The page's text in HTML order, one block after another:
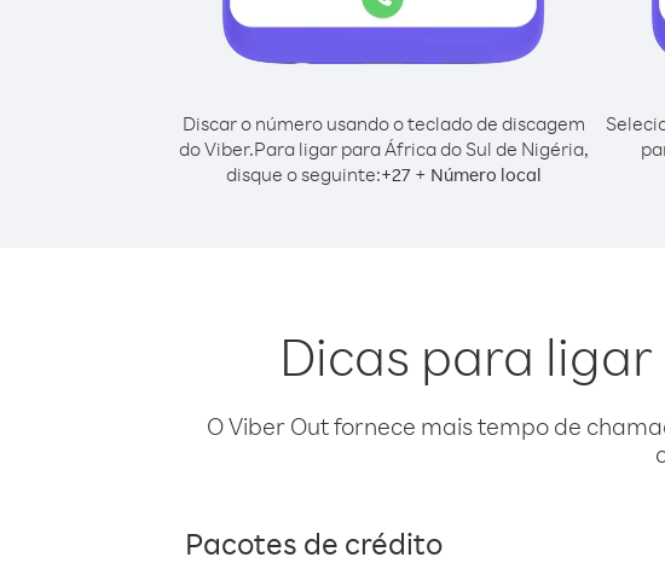
Discar o número usando o teclado de discagem
do Viber.Para ligar para África do Sul de Nigéria,
disque o seguinte:+27+ Número local
Dicas para
O Viber Out fornece mais tempo de
Pacotes de crédito